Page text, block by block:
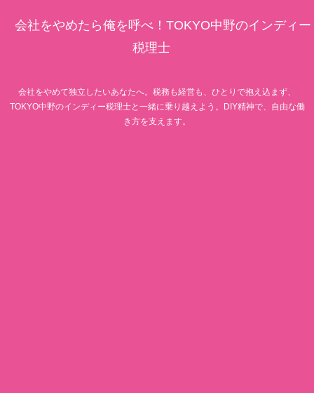
会社をやめたら俺を呼べ！TOKYO中野のインディー
税理士
会社をやめて独立したいあなたへ。税務も経営も、ひとりで抱え込まず、
TOKYO中野のインディー税理士と一緒に乗り越えよう。DIY精神で、自由な働
き方を支えます。